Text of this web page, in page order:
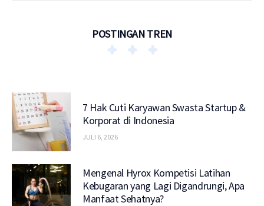
POSTINGAN TREN
7 Hak Cuti Karyawan Swasta Startup &
Korporat di Indonesia
JULI 6, 2026
Mengenal Hyrox Kompetisi Latihan
Kebugaran yang Lagi Digandrungi, Apa
Manfaat Sehatnya?